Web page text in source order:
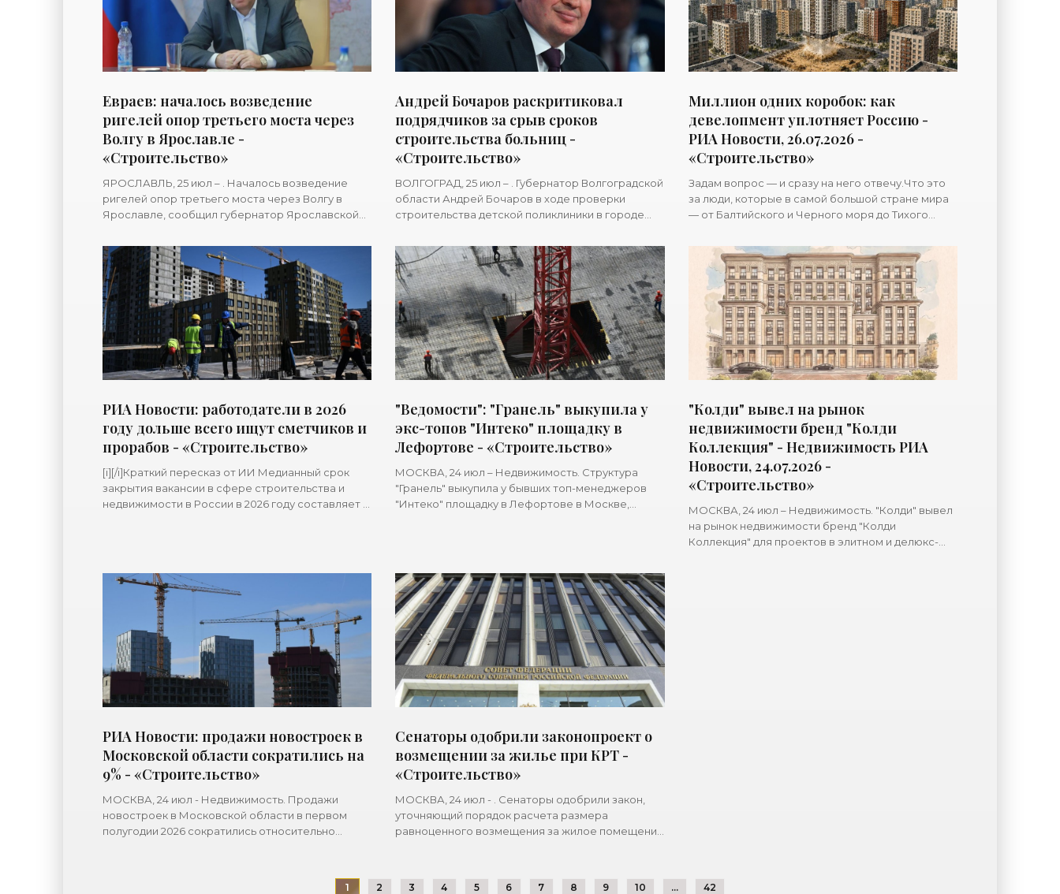
Евраев: началось возведение
ригелей опор третьего моста через
Волгу в Ярославле -
«Строительство»
ЯРОСЛАВЛЬ, 25 июл – . Началось возведение
ригелей опор третьего моста через Волгу в
Ярославле, сообщил губернатор Ярославской
строятся транспортная
Андрей Бочаров раскритиковал
подрядчиков за срыв сроков
строительства больниц -
«Строительство»
ВОЛГОГРАД, 25 июл – . Губернатор Волгоградской
области Андрей Бочаров в ходе проверки
строительства детской поликлиники в городе
раскритиковал подрядчиков
Миллион одних коробок: как
девелопмент уплотняет Россию -
РИА Новости, 26.07.2026 -
«Строительство»
Задам вопрос — и сразу на него отвечу.Что это
за люди, которые в самой большой стране мира
— от Балтийского и Черного моря до Тихого
страна, стояла
РИА Новости: работодатели в 2026
году дольше всего ищут сметчиков и
прорабов - «Строительство»
[i][/i]Краткий пересказ от ИИ Медианный срок
закрытия вакансии в сфере строительства и
недвижимости в России в 2026 году составляет 12
"Ведомости": "Гранель" выкупила у
экс-топов "Интеко" площадку в
Лефортове - «Строительство»
МОСКВА, 24 июл – Недвижимость. Структура
"Гранель" выкупила у бывших топ-менеджеров
"Интеко" площадку в Лефортове в Москве,
"Колди" вывел на рынок
недвижимости бренд "Колди
Коллекция" - Недвижимость РИА
Новости, 24.07.2026 -
«Строительство»
МОСКВА, 24 июл – Недвижимость. "Колди" вывел
на рынок недвижимости бренд "Колди
Коллекция" для проектов в элитном и делюкс-
РИА Новости: продажи новостроек в
Московской области сократились на
9% - «Строительство»
МОСКВА, 24 июл - Недвижимость. Продажи
новостроек в Московской области в первом
полугодии 2026 сократились относительно
Сенаторы одобрили законопроект о
возмещении за жилье при КРТ -
«Строительство»
МОСКВА, 24 июл - . Сенаторы одобрили закон,
уточняющий порядок расчета размера
равноценного возмещения за жилое помещение
1 2 3 4 5 6 7 8 9 10 ... 42